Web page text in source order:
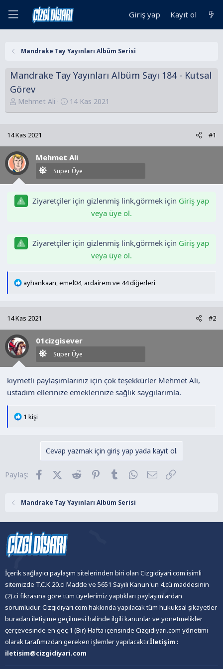
Giriş yap Kayıt ol
Mandrake Tay Yayınları Albüm Serisi
Mandrake Tay Yayınları Albüm Sayı 184 - Kutsal
Görev
K
o
u
y
u
B
a
l
a
n
Mehmet Ali
B
a
a
n
g
ı
t
h
14 Kas 2021
14 Kas 2021 #1
Mehmet Ali
Süper Üye
Ziyaretçiler için gizlenmiş link,görmek için Giriş yap
veya üye ol.
Ziyaretçiler için gizlenmiş link,görmek için Giriş yap
veya üye ol.
T
i
l
e
r
ayhankaan emel04, ardairem ve 44 diğerleri
14 Kas 2021 #2
01cizgisever
Süper Üye
kıymetli paylaşımlarınız için çok teşekkürler Mehmet Ali,
üstadım ellerinize emeklerinize sağlık saygılarımla.
T
e
1 kişi
Cevap yazmak için giriş yap yada kayıt ol.
Paylaş: FacebookX (Twitter)
Reddit Pinterest
Tumblr WhatsApp
E-posta
Mandrake Tay Yayınları Albüm Serisi
İçerik sağlayıcı paylaşım sitelerinden biri olan Cizgidiyari.com isimli
sitemizde T.C.K 20.ci Madde ve 5651 Sayılı Kanun'un 4.cü maddesinin
(2).ci fıkrasına göre tüm üyelerimiz yaptıkları paylaşımlardan
sorumludur. Cizgidiyari.com hakkında yapılacak tüm hukuksal şikayetler
buradan iletişime geçilmesi halinde ilgili kanunlar ve yönetmelikler
çerçevesinde en geç 1 (Bir) Hafta içerisinde Cizgidiyari.com yönetimi
olarak tarafımızdan gereken işlemler yapılacaktır.İletişim :
iletisim@cizgidiyari.com